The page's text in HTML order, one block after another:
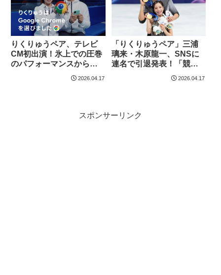
りくりゅうペア、テレビ
CM初出演！氷上での圧巻
のパフォーマンスからリ
ンクの外で見せる仲良し
「素顔」が微笑ましい
2026.04.17
「りくりゅうペア」三浦
璃来・木原龍一、SNSに
連名で引退発表！「競技
人生には区切りをつけま
すが…」【全文掲載】
2026.04.17
スポンサーリンク